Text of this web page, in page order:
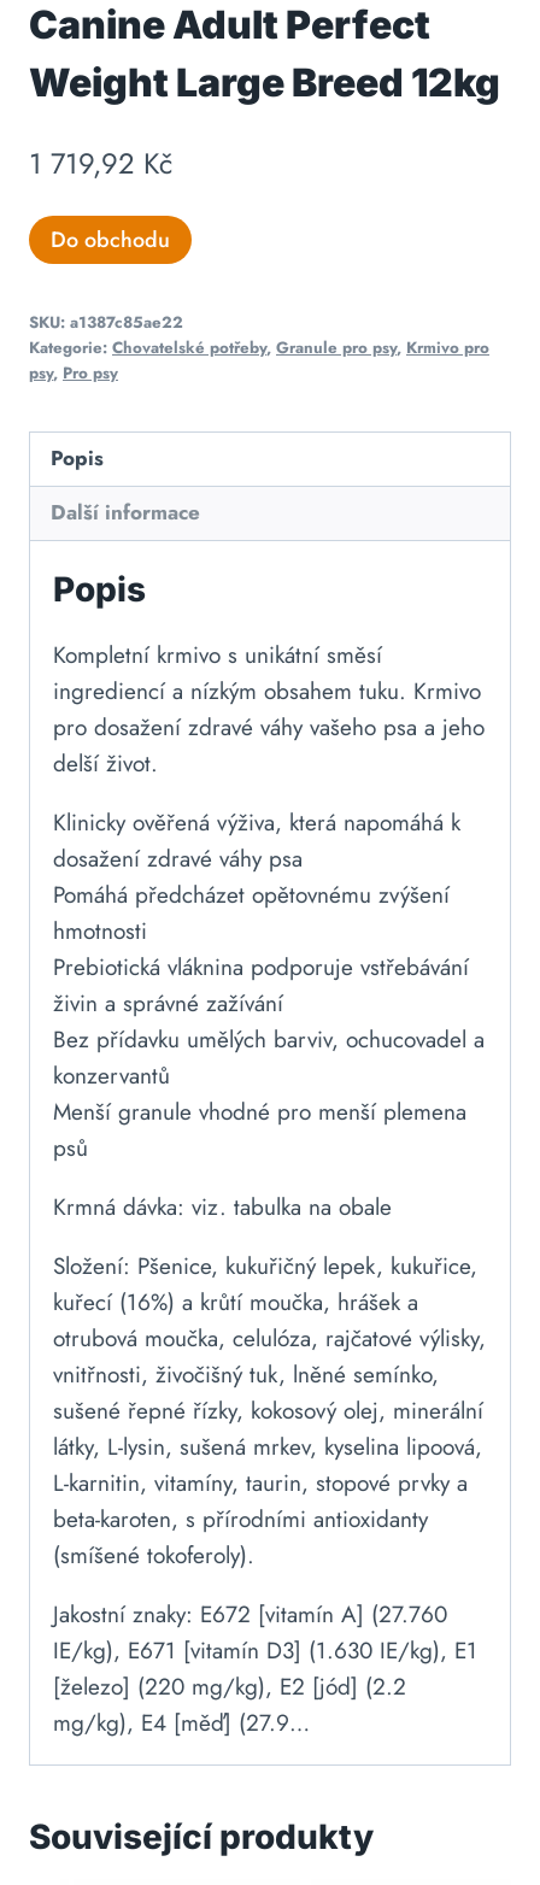
Canine Adult Perfect
Weight Large Breed 12kg
1 719,92 Kč
Do obchodu
SKU: a1387c85ae22
Kategorie: Chovatelské potřeby, Granule pro psy, Krmivo pro
psy, Pro psy
Popis
Další informace
Popis
Kompletní krmivo s unikátní směsí
ingrediencí a nízkým obsahem tuku. Krmivo
pro dosažení zdravé váhy vašeho psa a jeho
delší život.
Klinicky ověřená výživa, která napomáhá k
dosažení zdravé váhy psa
Pomáhá předcházet opětovnému zvýšení
hmotnosti
Prebiotická vláknina podporuje vstřebávání
živin a správné zažívání
Bez přídavku umělých barviv, ochucovadel a
konzervantů
Menší granule vhodné pro menší plemena
psů
Krmná dávka: viz. tabulka na obale
Složení: Pšenice, kukuřičný lepek, kukuřice,
kuřecí (16%) a krůtí moučka, hrášek a
otrubová moučka, celulóza, rajčatové výlisky,
vnitřnosti, živočišný tuk, lněné semínko,
sušené řepné řízky, kokosový olej, minerální
látky, L-lysin, sušená mrkev, kyselina lipoová,
L-karnitin, vitamíny, taurin, stopové prvky a
beta-karoten, s přírodními antioxidanty
(smíšené tokoferoly).
Jakostní znaky: E672 [vitamín A] (27.760
IE/kg), E671 [vitamín D3] (1.630 IE/kg), E1
[železo] (220 mg/kg), E2 [jód] (2.2
mg/kg), E4 [měď] (27.9…
Související produkty